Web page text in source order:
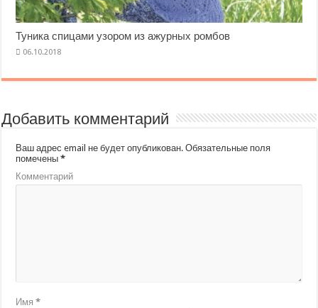
Туника спицами узором из ажурных ромбов
Добавить комментарий
Ваш адрес email не будет опубликован. Обязательные поля
помечены*
Комментарий
Имя*